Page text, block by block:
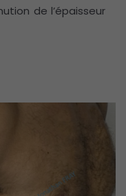
de l’épaisseur